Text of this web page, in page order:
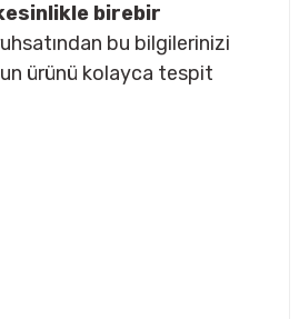
birebir
bu bilgilerinizi
ürünü kolayca tespit